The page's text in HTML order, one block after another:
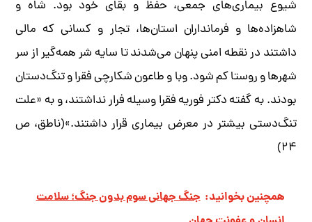
شیوع بیماری‌های جمعی، حفظ و بقای خود بود. شاه و
شاهزاده‌ها و فرمانداران استان‌ها، تجار و کسانی که مالی
داشتند در نقطه امنی پنهان می‌شدند تا سایه شر همه‌گیر از سر
شهرها و روستا کم شود. وبا و طاعون شکارچی فقرا و تنگ‌دستان
بودند. به گفته دکتر فوریه فقرا وسیله فرار نداشتند، و به «علت
تنگ‌دستی بیشتر در معرض بیماری قرار داشتند.»(ناطق، ص
۲۴)
همچنین بخوانید: جنگ جهانی سوم بدون جنگ؛ سلامت